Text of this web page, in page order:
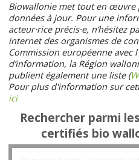
contenu
principal
Biowallonie met tout en œuvre
données à jour. Pour une
acteur·rice précis·e, n’hésitez
internet des organismes de
Commission européenne avec
d’information, la Région
publient également une liste (
Pour plus d'information sur
ici
Rechercher parmi
certifiés bio